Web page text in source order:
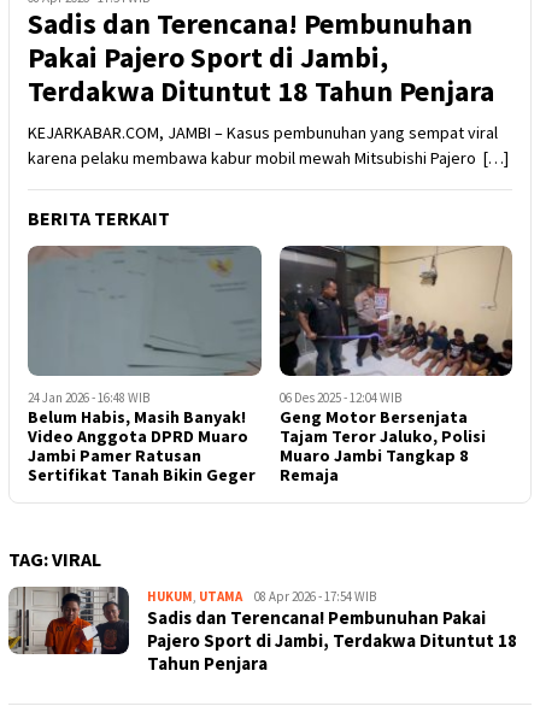
Sadis dan Terencana! Pembunuhan
Pakai Pajero Sport di Jambi,
Terdakwa Dituntut 18 Tahun Penjara
KEJARKABAR.COM, JAMBI – Kasus pembunuhan yang sempat viral
karena pelaku membawa kabur mobil mewah Mitsubishi Pajero […]
BERITA TERKAIT
24 Jan 2026 - 16:48 WIB
Belum Habis, Masih Banyak!
Video Anggota DPRD Muaro
Jambi Pamer Ratusan
Sertifikat Tanah Bikin Geger
06 Des 2025 - 12:04 WIB
Geng Motor Bersenjata
Tajam Teror Jaluko, Polisi
Muaro Jambi Tangkap 8
Remaja
TAG:VIRAL
HUKUM, UTAMAKejar
Kabar
08 Apr 2026 - 17:54 WIB
Sadis dan Terencana! Pembunuhan Pakai
Pajero Sport di Jambi, Terdakwa Dituntut 18
Tahun Penjara